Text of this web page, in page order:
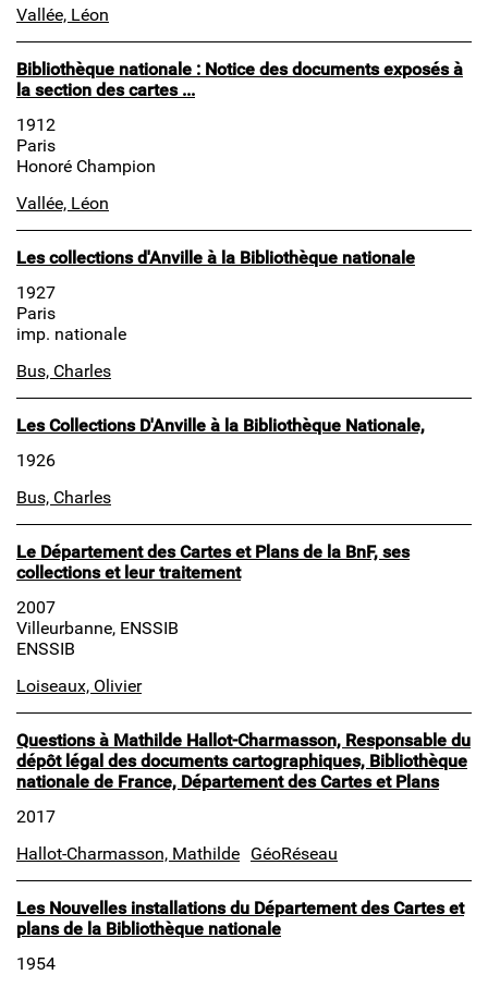
Vallée, Léon
Bibliothèque nationale : Notice des documents exposés à
la section des cartes ...
1912
Paris
Honoré Champion
Vallée, Léon
Les collections d'Anville à la Bibliothèque nationale
1927
Paris
imp. nationale
Bus, Charles
Les Collections D'Anville à la Bibliothèque Nationale,
1926
Bus, Charles
Le Département des Cartes et Plans de la BnF, ses
collections et leur traitement
2007
Villeurbanne, ENSSIB
ENSSIB
Loiseaux, Olivier
Questions à Mathilde Hallot-Charmasson, Responsable du
dépôt légal des documents cartographiques, Bibliothèque
nationale de France, Département des Cartes et Plans
2017
Hallot-Charmasson, Mathilde GéoRéseau
Les Nouvelles installations du Département des Cartes et
plans de la Bibliothèque nationale
1954